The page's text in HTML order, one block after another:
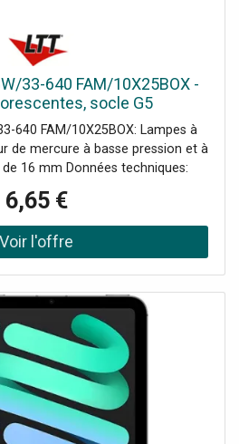
33-640 FAM/10X25BOX -
socle G5
640 FAM/10X25BOX: Lampes à
de mercure à basse pression et à
16 mm Données techniques:
G5, Puissance nominale: 7,10 W,
8 kWh/1000, Température de
de la lumière: Neutre, Faisceau
lumineuse: 54 lm/W,
G, Couleur: Blanc,
Application: Général, Protection
Bande d'allumage: non, Allumage
starter: non, Lampe à spectre
luminaires Ex: non, Adapté aux
À double paroi: non, Pour des
non, Désignation de
la lampe: Torche, Couleur de la
6,65 €